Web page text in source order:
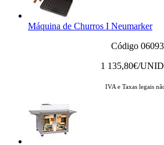
Máquina de Churros I Neumarker
Código
1 135,80€/
IVA e Taxas legais